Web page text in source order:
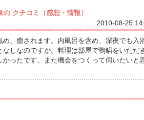
の クチコミ（感想・情報）
2010-08-25
め、癒されます。内風呂を含め、深夜でも入
なしなのですが。料理は部屋で鴨鍋をいただ
かったです。また機会をつくって伺いたいと